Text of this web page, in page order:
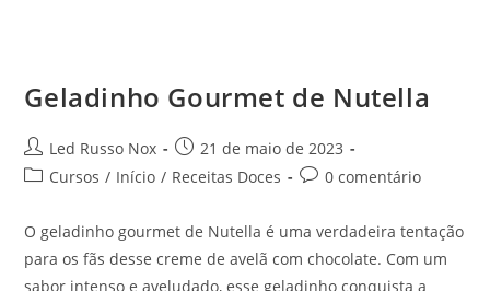
Geladinho Gourmet de Nutella
Led Russo Nox
21 de maio de 2023
Cursos / Início / Receitas Doces 0 comentário
O geladinho gourmet de Nutella é uma verdadeira tentação
para os fãs desse creme de avelã com chocolate. Com um
sabor intenso e aveludado, esse geladinho conquista a